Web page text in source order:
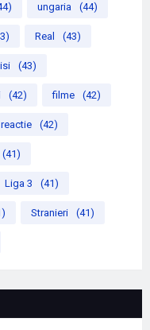
ungaria (44)
Real (43)
isi (43)
(42) filme (42)
reactie (42)
(41)
Liga 3 (41)
Stranieri (41)